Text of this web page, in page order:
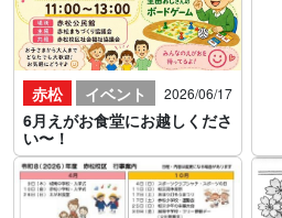
赤松 イベント 2026/06/17
6月えがお食堂にお越しくださ
い〜！